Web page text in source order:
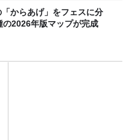
「からあげ」をフェスに分
の2026年版マップが完成